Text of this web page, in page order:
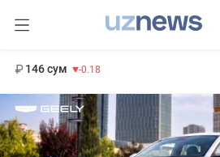
146 сум -0.18